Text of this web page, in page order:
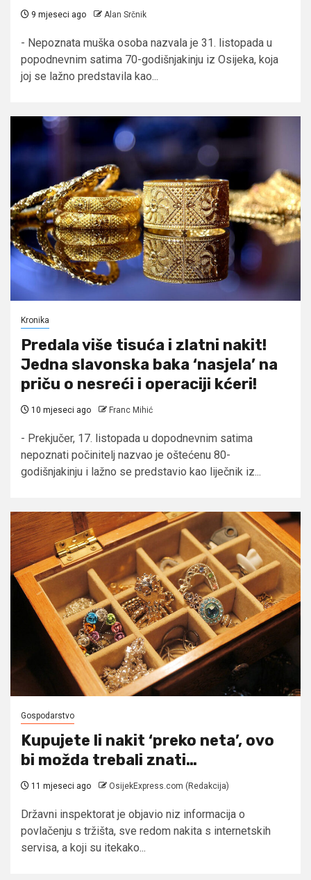
9 mjeseci ago Alan Srčnik
- Nepoznata muška osoba nazvala je 31. listopada u
popodnevnim satima 70-godišnjakinju iz Osijeka, koja
joj se lažno predstavila kao...
Kronika
Predala više tisuća i zlatni nakit!
Jedna slavonska baka ‘nasjela’ na
priču o nesreći i operaciji kćeri!
10 mjeseci ago Franc Mihić
- Prekjučer, 17. listopada u dopodnevnim satima
nepoznati počinitelj nazvao je oštećenu 80-
godišnjakinju i lažno se predstavio kao liječnik iz...
Gospodarstvo
Kupujete li nakit ‘preko neta’, ovo
bi možda trebali znati…
11 mjeseci ago OsijekExpress.com (Redakcija)
Državni inspektorat je objavio niz informacija o
povlačenju s tržišta, sve redom nakita s internetskih
servisa, a koji su itekako...